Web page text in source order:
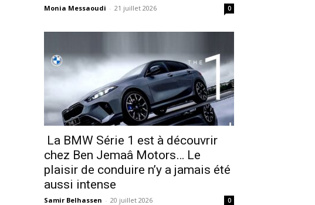
Monia Messaoudi - 21 juillet 2026 0
La BMW Série 1 est à découvrir
chez Ben Jemaâ Motors… Le
plaisir de conduire n’y a jamais été
aussi intense
Samir Belhassen - 20 juillet 2026 0